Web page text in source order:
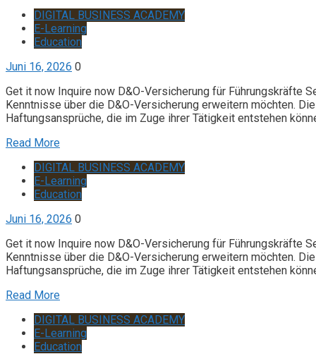
DIGITAL BUSINESS ACADEMY
E-Learning
Education
Juni 16, 2026 0
Get it now Inquire now D&O-Versicherung für Führungskräfte
Kenntnisse über die D&O-Versicherung erweitern möchten.
Haftungsansprüche, die im Zuge ihrer Tätigkeit entstehen
Read More
DIGITAL BUSINESS ACADEMY
E-Learning
Education
Juni 16, 2026 0
Get it now Inquire now D&O-Versicherung für Führungskräfte
Kenntnisse über die D&O-Versicherung erweitern möchten.
Haftungsansprüche, die im Zuge ihrer Tätigkeit entstehen
Read More
DIGITAL BUSINESS ACADEMY
E-Learning
Education